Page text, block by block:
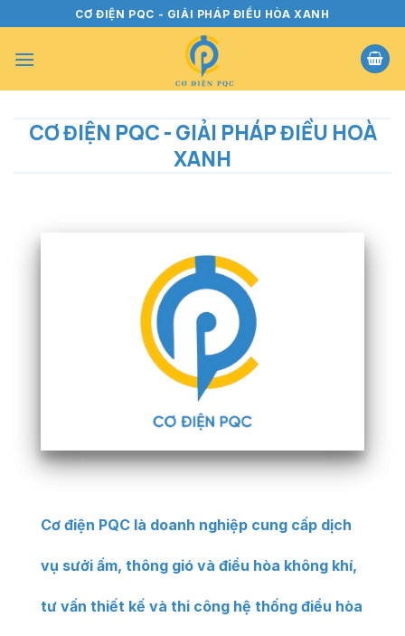
qua
nội
CƠ ĐIỆN PQC - GIẢI PHÁP ĐIỀU HÒA XANH
CƠ ĐIỆN PQC - GIẢI PHÁP ĐIỀU HOÀ
XANH
Cơ điện PQC là doanh nghiệp cung cấp dịch
vụ sưởi ấm, thông gió và điều hòa không khí,
tư vấn thiết kế và thi công hệ thống điều hòa